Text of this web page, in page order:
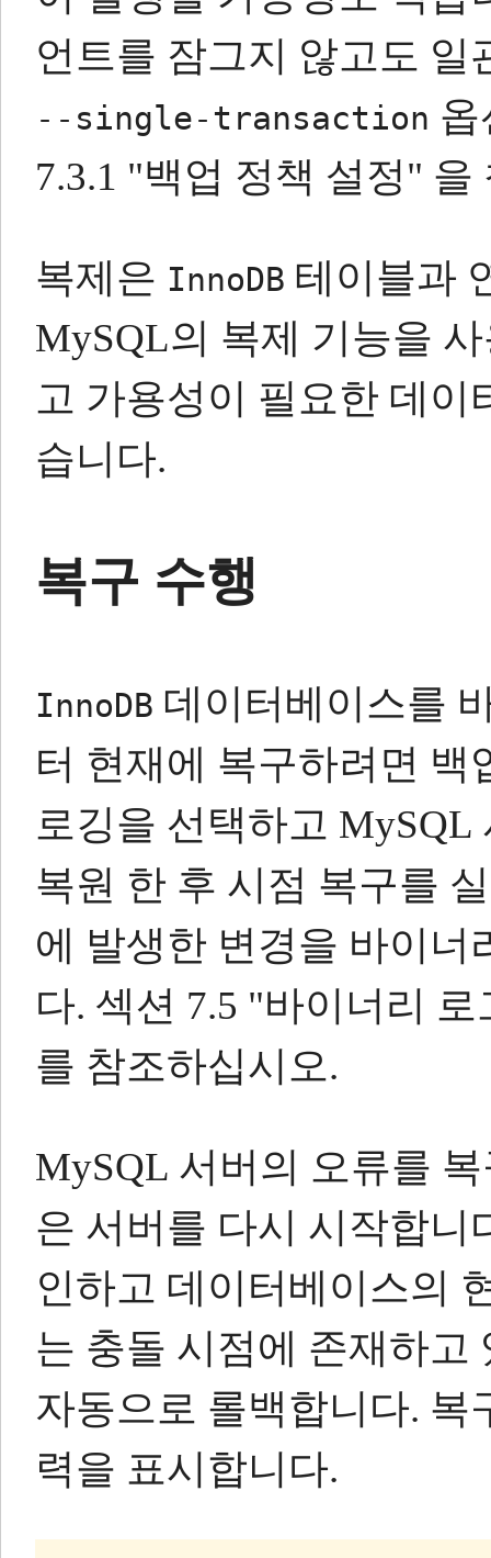
언트를 잠그지 않고도
--single-transaction 옵
7.3.1 "백업 정책 설정" 을
복제은 InnoDB 테이블과
MySQL의 복제 기능을
고 가용성이 필요한 데이
습니다.
복구 수행
InnoDB 데이터베이스를
터 현재에 복구하려면
로깅을 선택하고
복원 한 후 시점 복구를
에 발생한 변경을 바이너
다. 섹션 7.5 "바이너리
를 참조하십시오.
MySQL 서버의 오류를
은 서버를 다시 시작합니
인하고 데이터베이스의
는 충돌 시점에 존재하고
자동으로 롤백합니다. 복
력을 표시합니다.